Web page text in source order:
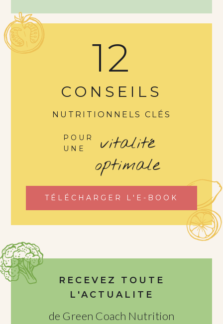
12
CONSEILS
NUTRITIONNELS CLÉS
POUR
UNE
vitalité
optimale
TÉLÉCHARGER L'E-BOOK
RECEVEZ TOUTE
L'ACTUALITE
de Green Coach Nutrition